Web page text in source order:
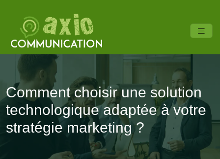
Comment choisir une solution
technologique adaptée à votre
stratégie marketing ?